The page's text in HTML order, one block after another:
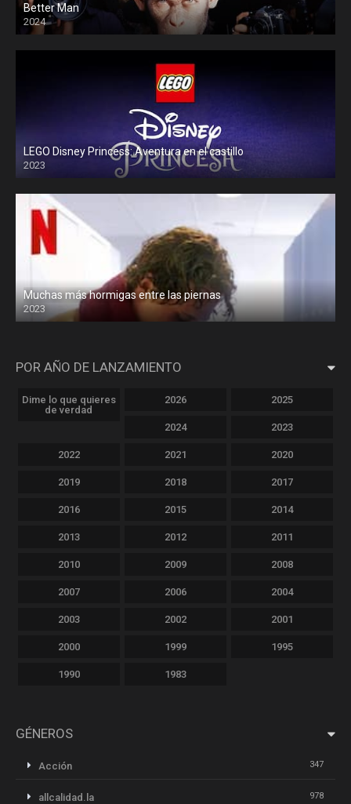
Better Man
2024
LEGO Disney Princess: Aventura en el castillo
2023
Muchas más hormigas entre las piernas
2023
POR AÑO DE LANZAMIENTO
Dime lo que quieres
de verdad
2026 2025
2024 2023
2022 2021 2020
2019 2018 2017
2016 2015 2014
2013 2012 2011
2010 2009 2008
2007 2006 2004
2003 2002 2001
2000 1999 1995
1990 1983
GÉNEROS
Acción 347
allcalidad.la 978